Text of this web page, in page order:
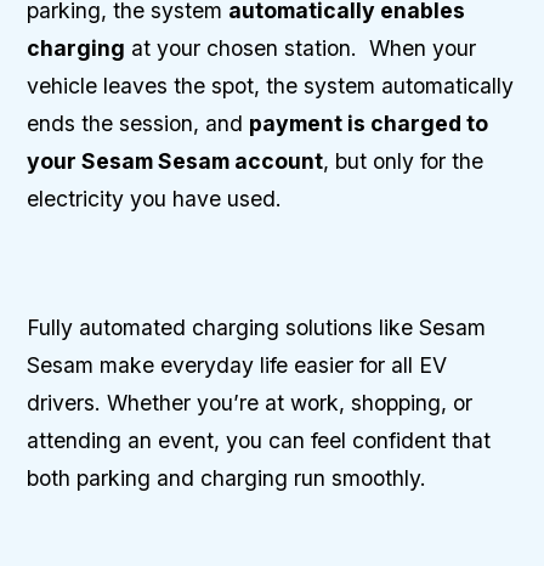
parking, the system automatically enables
charging at your chosen station. When your
vehicle leaves the spot, the system automatically
ends the session, and payment is charged to
your Sesam Sesam account, but only for the
electricity you have used.
Fully automated charging solutions like Sesam
Sesam make everyday life easier for all EV
drivers. Whether you’re at work, shopping, or
attending an event, you can feel confident that
both parking and charging run smoothly.